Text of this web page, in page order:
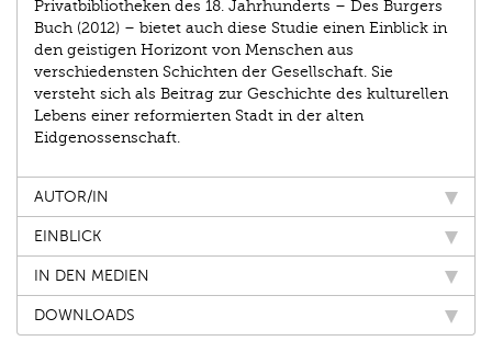
Privatbibliotheken des 18. Jahrhunderts – Des Burgers
Buch (2012) – bietet auch diese Studie einen Einblick in
den geistigen Horizont von Menschen aus
verschiedensten Schichten der Gesellschaft. Sie
versteht sich als Beitrag zur Geschichte des kulturellen
Lebens einer reformierten Stadt in der alten
Eidgenossenschaft.
AUTOR/IN
EINBLICK
IN DEN MEDIEN
DOWNLOADS